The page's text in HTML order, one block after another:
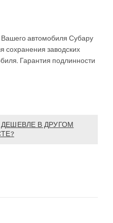
автомобиля Субару
сохранения заводских
Гарантия подлинности
В ДРУГОМ